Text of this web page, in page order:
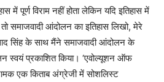
पूर्ण विराम नहीं होता लेकिन यदि इतिहास में
समाजवादी आंदोलन का इतिहास लिखो, मेरे
सिंह के साथ मैंने समाजवादी आंदोलन के
स्वयं प्रकाशित किया। ‘एवोल्यूशन ऑफ
एक किताब अंग्रेजी में सोशलिस्ट